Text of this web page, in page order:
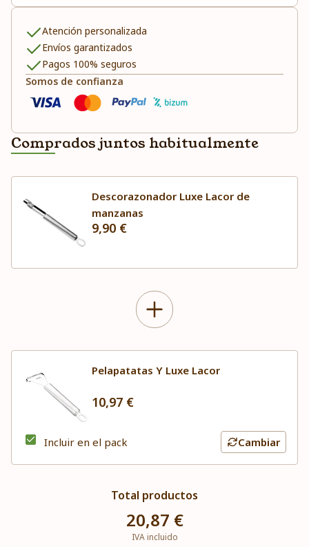
Atención personalizada
Envíos garantizados
Pagos 100% seguros
Somos de confianza
Comprados juntos habitualmente
Descorazonador Luxe Lacor de
manzanas
9,90 €
Pelapatatas Y Luxe Lacor
10,97 €
Incluir en el pack Cambiar
Total productos
20,87 €
IVA incluido